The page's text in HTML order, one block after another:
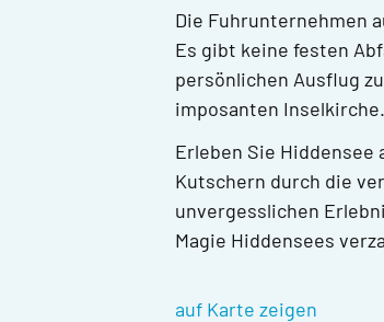
Die Fuhrunternehmen
Es gibt keine festen
persönlichen Ausflug
imposanten Inselkirche.
Erleben Sie
Kutschern durch die
unvergesslichen
Magie Hiddensees
auf Karte zeigen